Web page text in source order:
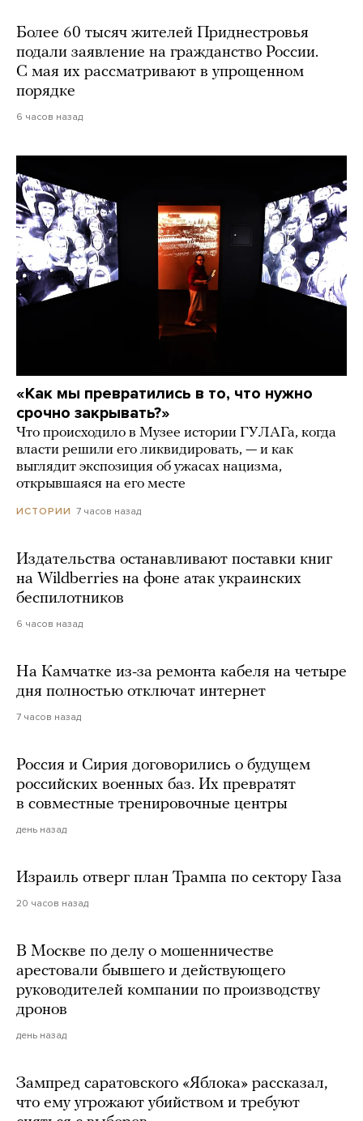
Более 60 тысяч жителей Приднестровья
подали заявление на гражданство России.
С мая их рассматривают в упрощенном
порядке
6 часов назад
«Как мы превратились в то, что нужно
срочно закрывать?»
Что происходило в Музее истории ГУЛАГа, когда
власти решили его ликвидировать, — и как
выглядит экспозиция об ужасах нацизма,
открывшаяся на его месте
ИСТОРИИ 7 часов назад
Издательства останавливают поставки книг
на Wildberries на фоне атак украинских
беспилотников
6 часов назад
На Камчатке из-за ремонта кабеля на четыре
дня полностью отключат интернет
7 часов назад
Россия и Сирия договорились о будущем
российских военных баз. Их превратят
в совместные тренировочные центры
день назад
Израиль отверг план Трампа по сектору Газа
20 часов назад
В Москве по делу о мошенничестве
арестовали бывшего и действующего
руководителей компании по производству
дронов
день назад
Зампред саратовского «Яблока» рассказал,
что ему угрожают убийством и требуют